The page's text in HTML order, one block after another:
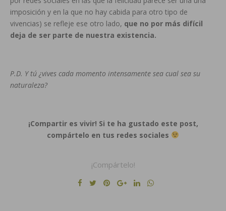
imposición y en la que no hay cabida para otro tipo de
vivencias) se refleje ese otro lado, que no por más difícil
deja de ser parte de nuestra existencia.
P.D. Y tú ¿vives cada momento intensamente sea cual sea su
naturaleza?
¡Compartir es vivir! Si te ha gustado este post,
compártelo en tus redes sociales
¡Compártelo!